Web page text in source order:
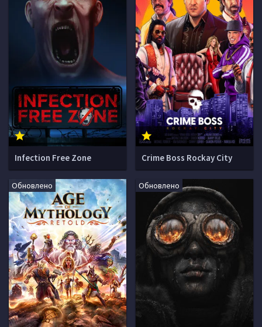
Infection Free Zone Crime Boss Rockay City
Обновлено Обновлено